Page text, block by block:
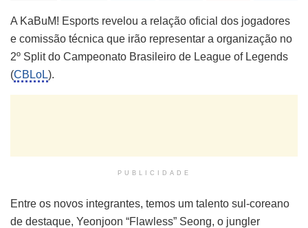
A KaBuM! Esports revelou a relação oficial dos jogadores
e comissão técnica que irão representar a organização no
2º Split do Campeonato Brasileiro de League of Legends
(CBLoL).
PUBLICIDADE
Entre os novos integrantes, temos um talento sul-coreano
de destaque, Yeonjoon “Flawless” Seong, o jungler